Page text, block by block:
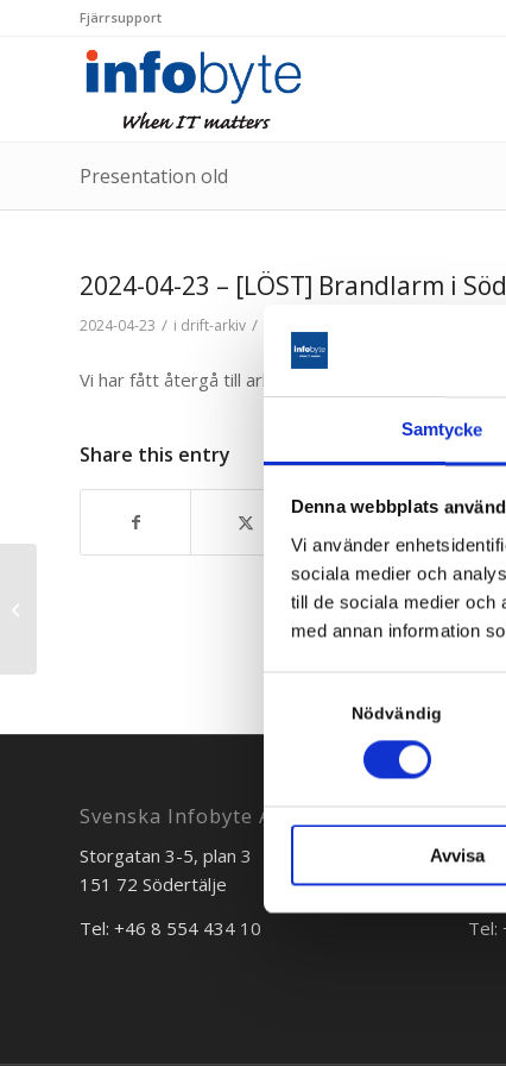
Samtycke
Denna webbplats
Vi använder
sociala medier och
till de sociala medier och
med annan information
Nödvändig
Avvisa
Fjärrsupport
Presentation old
2024-04-23 – [LÖST] Brandlarm i
2024-04-23 / i drift-arkiv /
Vi har fått återgå till arbetsplatsen sedan kl 0821.
Share this entry
Svenska Infobyte AB
Storgatan 3-5, plan 3
151 72 Södertälje
Tel: +46 8 554 434 10
111
Tel: